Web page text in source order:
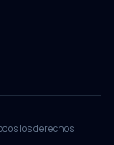
los derechos